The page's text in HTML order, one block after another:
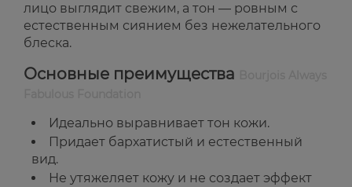
лицо выглядит свежим, а тон — ровным с
естественным сиянием без нежелательного
блеска.
Основные преимущества
Идеально выравнивает тон кожи.
Придает бархатистый и естественный
вид.
Не утяжеляет кожу и не создает эффект